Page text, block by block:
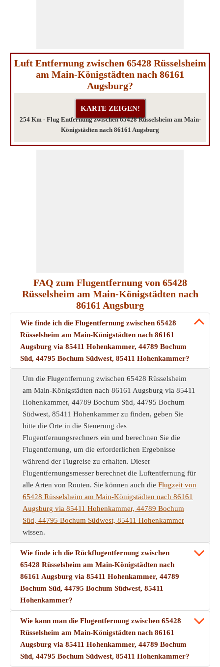
Luft Entfernung zwischen 65428 Rüsselsheim
am Main-Königstädten nach 86161
Augsburg?
254 Km - Flug Entfernung zwischen 65428 Rüsselsheim am Main-
Königstädten nach 86161 Augsburg
FAQ zum Flugentfernung von 65428
Rüsselsheim am Main-Königstädten nach
86161 Augsburg
Wie finde ich die Flugentfernung zwischen 65428
Rüsselsheim am Main-Königstädten nach 86161
Augsburg via 85411 Hohenkammer, 44789 Bochum
Süd, 44795 Bochum Südwest, 85411 Hohenkammer?
Um die Flugentfernung zwischen 65428 Rüsselsheim
am Main-Königstädten nach 86161 Augsburg via 85411
Hohenkammer, 44789 Bochum Süd, 44795 Bochum
Südwest, 85411 Hohenkammer zu finden, geben Sie
bitte die Orte in die Steuerung des
Flugentfernungsrechners ein und berechnen Sie die
Flugentfernung, um die erforderlichen Ergebnisse
während der Flugreise zu erhalten. Dieser
Flugentfernungsmesser berechnet die Luftentfernung für
alle Arten von Routen. Sie können auch die Flugzeit von
65428 Rüsselsheim am Main-Königstädten nach 86161
Augsburg via 85411 Hohenkammer, 44789 Bochum
Süd, 44795 Bochum Südwest, 85411 Hohenkammer
wissen.
Wie finde ich die Rückflugentfernung zwischen
65428 Rüsselsheim am Main-Königstädten nach
86161 Augsburg via 85411 Hohenkammer, 44789
Bochum Süd, 44795 Bochum Südwest, 85411
Hohenkammer?
Wie kann man die Flugentfernung zwischen 65428
Rüsselsheim am Main-Königstädten nach 86161
Augsburg via 85411 Hohenkammer, 44789 Bochum
Süd, 44795 Bochum Südwest, 85411 Hohenkammer?